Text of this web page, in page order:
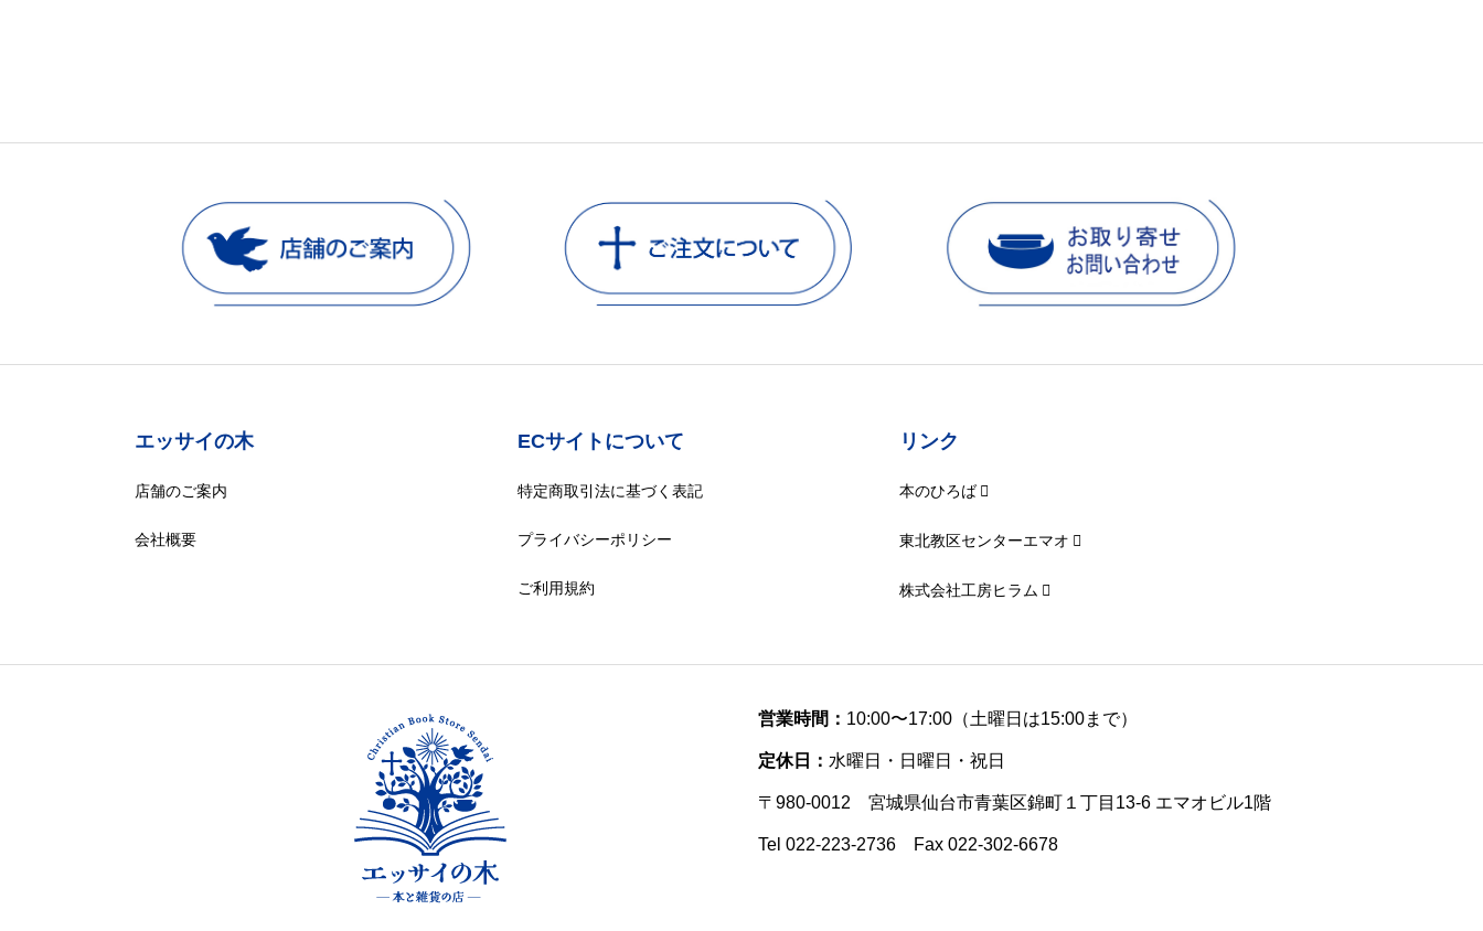
エッサイの木
店舗のご案内
会社概要
ECサイトについて
特定商取引法に基づく表記
プライバシーポリシー
ご利用規約
リンク
本のひろば
東北教区センターエマオ
株式会社工房ヒラム
営業時間： 10:00〜17:00（土曜日は15:00まで）
定休日： 水曜日・日曜日・祝日
〒980-0012 宮城県仙台市青葉区錦町１丁目13-6 エマオビル1階
Tel 022-223-2736 Fax 022-302-6678